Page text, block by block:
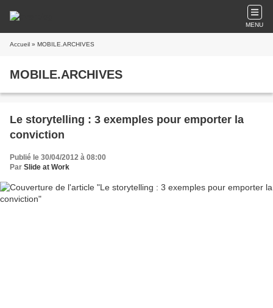
MENU
Accueil » MOBILE.ARCHIVES
MOBILE.ARCHIVES
Le storytelling : 3 exemples pour emporter la
conviction
Publié le 30/04/2012 à 08:00
Par Slide at Work